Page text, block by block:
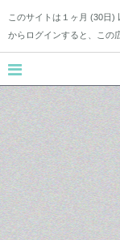
このサイトは１ヶ月 (30日)
からログインすると、この